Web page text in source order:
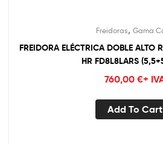
Freidoras, Gama
FREIDORA ELÉCTRICA DOBLE ALTO
HR FD8L8LARS
760,00 €+
Add To Cart